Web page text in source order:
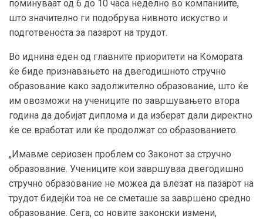
поминуваат од 6 до 10 часа неделно во компаниите,
што значително ги подобрува нивното искуство и
подготвеноста за пазарот на трудот.
Во иднина еден од главните приоритети на Комората
ќе биде признавањето на двегодишното стручно
образование како задолжително образование, што ќе
им овозможи на учениците по завршувањето втора
година да добијат диплома и да изберат дали директно
ќе се вработат или ќе продолжат со образованието.
„Имавме сериозен проблем со Законот за стручно
образование. Учениците кои завршуваа двегодишно
стручно образование не можеа да влезат на пазарот на
трудот бидејќи тоа не се сметаше за завршено средно
образование. Сега, со новите законски измени,